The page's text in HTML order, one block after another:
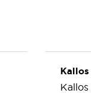
Kallos
Kallos